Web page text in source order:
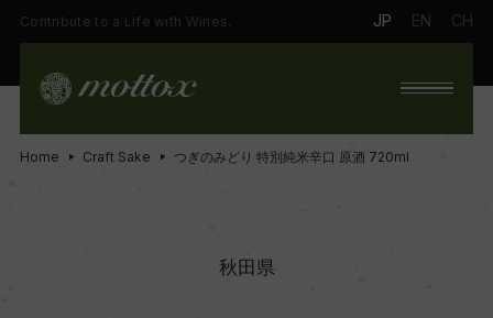
Contribute to a Life with Wines. JP EN CH
Home Craft Sake つぎのみどり 特別純米辛口 原酒 720ml
秋田県